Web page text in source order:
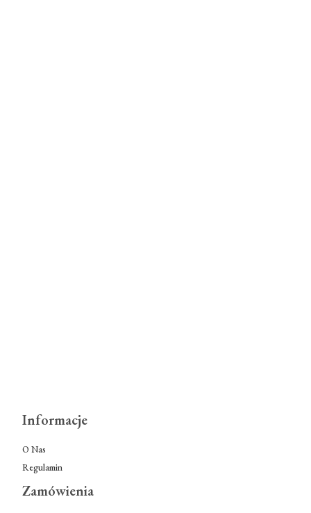
Informacje
O Nas
Regulamin
Zamówienia